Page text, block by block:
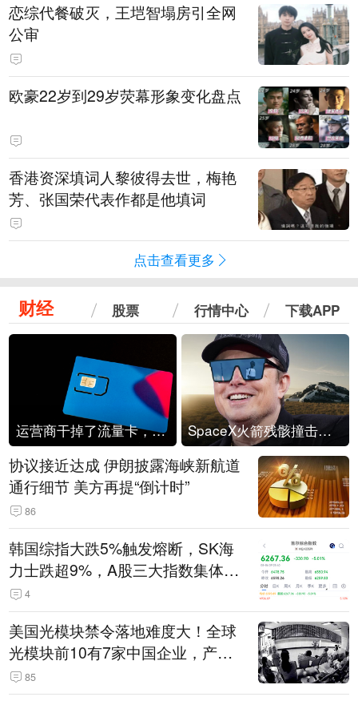
恋综代餐破灭，王垲智塌房引全网
公审
欧豪22岁到29岁荧幕形象变化盘点
香港资深填词人黎彼得去世，梅艳
芳、张国荣代表作都是他填词
点击查看更多
财经 股票 行情中心 下载APP
运营商干掉了流量卡，他们真的玩不起了 SpaceX火箭残骸撞击月球
协议接近达成 伊朗披露海峡新航道
通行细节 美方再提“倒计时”
86
韩国综指大跌5%触发熔断，SK海
力士跌超9%，A股三大指数集体低
开 4
美国光模块禁令落地难度大！全球
光模块前10有7家中国企业，产业
界人士：想“脱钩”并不容易
85